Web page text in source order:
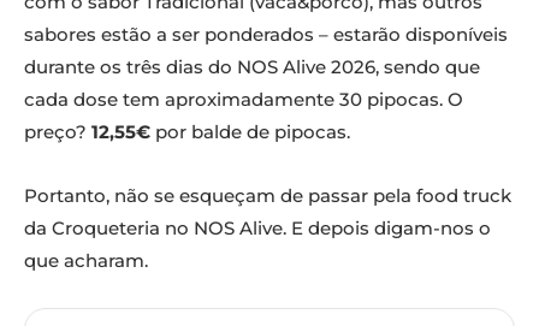
sabores estão a ser ponderados – estarão disponíveis
durante os três dias do NOS Alive 2026, sendo que
cada dose tem aproximadamente 30 pipocas. O
preço? 12,55€ por balde de pipocas.
Portanto, não se esqueçam de passar pela food truck
da Croqueteria no NOS Alive. E depois digam-nos o
que acharam.